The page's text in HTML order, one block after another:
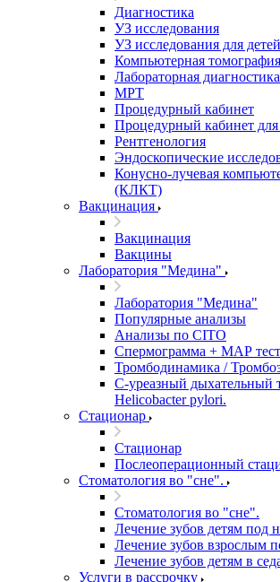
Диагностика
УЗ исследования
УЗ исследования для детей
Компьютерная томография
Лабораторная диагностика
МРТ
Процедурный кабинет
Процедурный кабинет для
Рентгенология
Эндоскопические
Конусно-лучевая
(КЛКТ)
Вакцинация
Вакцинация
Вакцины
Лаборатория "Медина"
Лаборатория "Медина"
Популярные анализы
Анализы по CITO
Спермограмма + МАР тест
Тромбодинамика /
С-уреазный дыхательный
Helicobacter pylori.
Стационар
Стационар
Послеоперационный
Стоматология во "сне".
Стоматология во "сне".
Лечение зубов детям под
Лечение зубов взрослым
Лечение зубов детям в
Услуги в рассрочку